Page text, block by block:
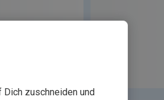
zuschneiden und